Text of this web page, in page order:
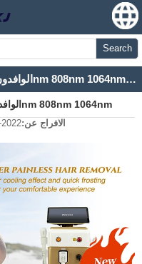
Search
الوافدون الجدد آلة إزالة الشعر بالليزر ديود 755nm 808nm 1064nm الطول الموجي الجديد
الافراج عن:2022-02-24